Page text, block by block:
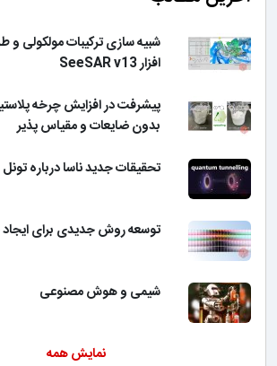
شبیه سازی ترکیبات مولکولی و
افزار SeeSAR v13
پیشرفت در افزایش چرخه
بدون ضایعات و مقیاس پذیر
تحقیقات جدید ناسا درباره
توسعه روش جدیدی برای ایجاد
شیمی و هوش مصنوعی
نمایش همه